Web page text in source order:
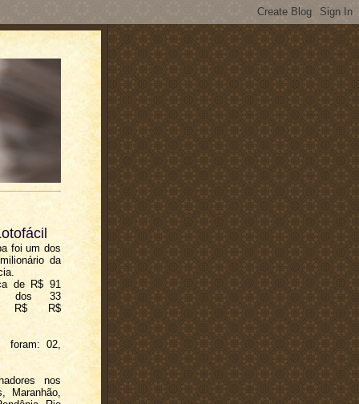
foi um dos
da
de R$ 91
dos 33
R$ R$
foram: 02,
nos
Maranhão,